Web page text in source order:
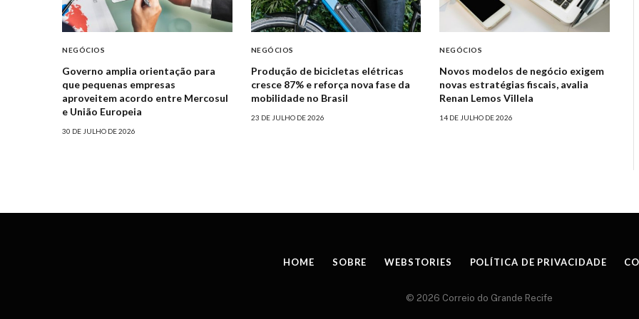
NEGÓCIOS
Governo amplia orientação para
que pequenas empresas
aproveitem acordo entre Mercosul
e União Europeia
30 DE JULHO DE 2026
NEGÓCIOS
Produção de bicicletas elétricas
cresce 87% e reforça nova fase da
mobilidade no Brasil
23 DE JULHO DE 2026
NEGÓCIOS
Novos modelos de negócio exigem
novas estratégias fiscais, avalia
Renan Lemos Villela
14 DE JULHO DE 2026
HOME SOBRE WEBSTORIES POLÍTICA DE PRIVACIDADE
© 2026 Correio do Grande Recife